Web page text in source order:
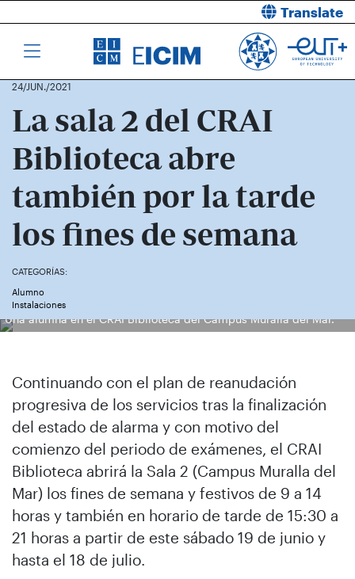
Translate
24/JUN./2021
La sala 2 del CRAI
Biblioteca abre
también por la tarde
los fines de semana
CATEGORÍAS:
Alumno
Instalaciones
Una alumna en el CRAI Biblioteca del Campus Muralla del Mar.
Continuando con el plan de reanudación
progresiva de los servicios tras la finalización
del estado de alarma y con motivo del
comienzo del periodo de exámenes, el CRAI
Biblioteca abrirá la Sala 2 (Campus Muralla del
Mar) los fines de semana y festivos de 9 a 14
horas y también en horario de tarde de 15:30 a
21 horas a partir de este sábado 19 de junio y
hasta el 18 de julio.